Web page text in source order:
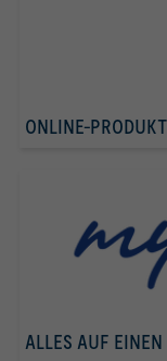
ONLINE-
ALLES AUF